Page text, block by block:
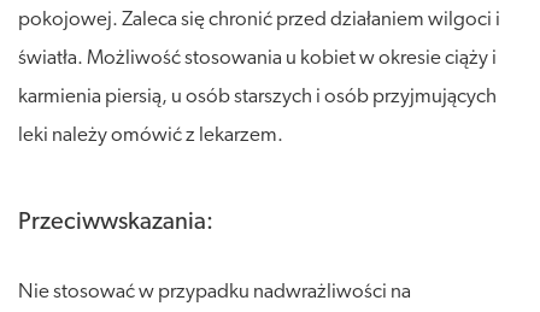
pokojowej. Zaleca się chronić przed działaniem wilgoci i
światła. Możliwość stosowania u kobiet w okresie ciąży i
karmienia piersią, u osób starszych i osób przyjmujących
leki należy omówić z lekarzem.
Przeciwwskazania:
Nie stosować w przypadku nadwrażliwości na